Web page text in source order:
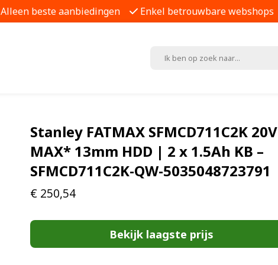
Alleen beste aanbiedingen Enkel betrouwbare webshops
Stanley FATMAX SFMCD711C2K 20V
MAX* 13mm HDD | 2 x 1.5Ah KB –
SFMCD711C2K-QW-5035048723791
€ 250,54
Bekijk laagste prijs